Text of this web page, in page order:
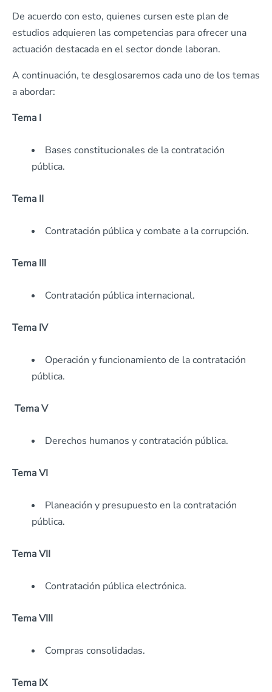
De acuerdo con esto, quienes cursen este plan de
estudios adquieren las competencias para ofrecer una
actuación destacada en el sector donde laboran.
A continuación, te desglosaremos cada uno de los temas
a abordar:
Tema I
Bases constitucionales de la contratación
pública.
Tema II
Contratación pública y combate a la corrupción.
Tema III
Contratación pública internacional.
Tema IV
Operación y funcionamiento de la contratación
pública.
Tema V
Derechos humanos y contratación pública.
Tema VI
Planeación y presupuesto en la contratación
pública.
Tema VII
Contratación pública electrónica.
Tema VIII
Compras consolidadas.
Tema IX